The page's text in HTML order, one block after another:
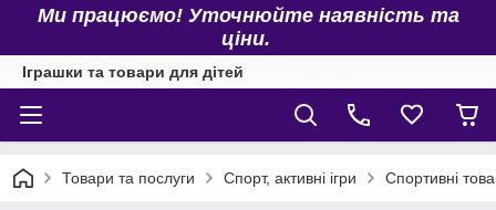
Ми працюємо! Уточнюйте наявність та
ціни.
Іграшки та товари для дітей
Товари та послуги Спорт, активні ігри Спортивні